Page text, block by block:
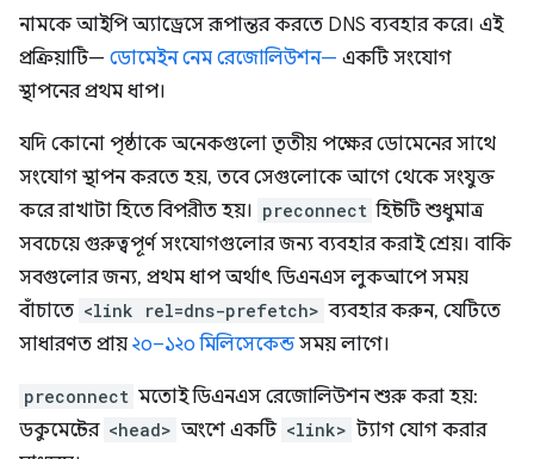
নামকে আইপি অ্যাড্রেসে রূপান্তর করতে DNS ব্যবহার করে। এই
প্রক্রিয়াটি— ডোমেইন নেম রেজোলিউশন— একটি সংযোগ
স্থাপনের প্রথম ধাপ।
যদি কোনো পৃষ্ঠাকে অনেকগুলো তৃতীয় পক্ষের ডোমেনের সাথে
সংযোগ স্থাপন করতে হয়, তবে সেগুলোকে আগে থেকে সংযুক্ত
করে রাখাটা হিতে বিপরীত হয়। preconnect হিন্টটি শুধুমাত্র
সবচেয়ে গুরুত্বপূর্ণ সংযোগগুলোর জন্য ব্যবহার করাই শ্রেয়। বাকি
সবগুলোর জন্য, প্রথম ধাপ অর্থাৎ ডিএনএস লুকআপে সময়
বাঁচাতে <link rel=dns-prefetch> ব্যবহার করুন, যেটিতে
সাধারণত প্রায় ২০–১২০ মিলিসেকেন্ডসময় লাগে।
preconnect মতোই ডিএনএস রেজোলিউশন শুরু করা হয়:
ডকুমেন্টের <head> অংশে একটি <link> ট্যাগ যোগ করার